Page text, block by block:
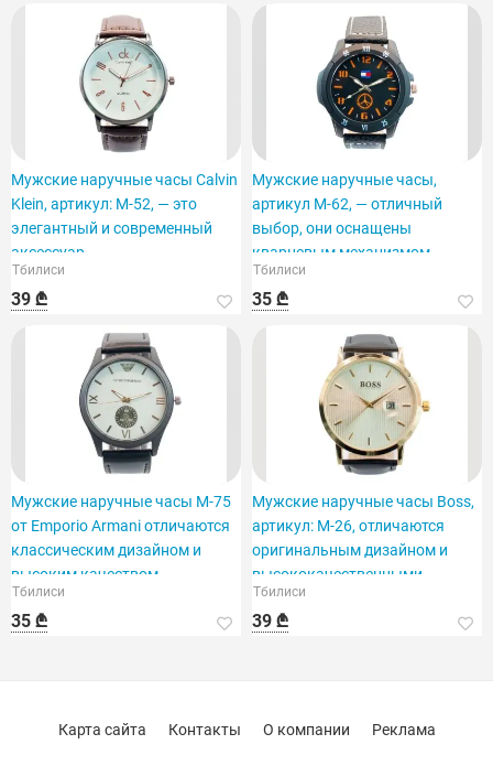
Мужские наручные часы Calvin
Klein, артикул: M-52, — это
элегантный и современный
аксессуар.
Тбилиси
39 ₾
Мужские наручные часы,
артикул M-62, — отличный
выбор, они оснащены
кварцевым механизмом.
Тбилиси
35 ₾
Мужские наручные часы M-75
от Emporio Armani отличаются
классическим дизайном и
высоким качеством.
Тбилиси
35 ₾
Мужские наручные часы Boss,
артикул: M-26, отличаются
оригинальным дизайном и
высококачественными
материалами.
Тбилиси
39 ₾
Карта сайта Контакты О компании Реклама